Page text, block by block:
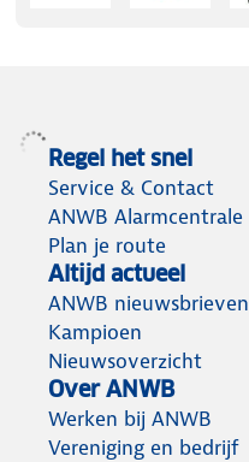
Regel het snel
Service & Contact
ANWB Alarmcentrale
Plan je route
Altijd actueel
ANWB nieuwsbrieven
Kampioen
Nieuwsoverzicht
Over ANWB
Werken bij ANWB
Vereniging en bedrijf